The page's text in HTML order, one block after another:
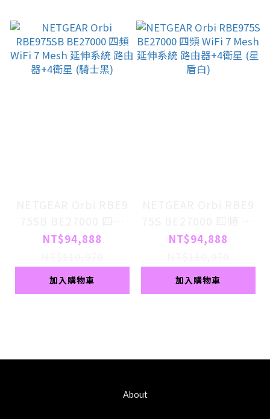
WiFi 7 Mesh 延伸系統
黑)
NT$94,888
加入購物車
Fi 7 Mesh 延伸系統 路
NT$94,888
加入購物車
About